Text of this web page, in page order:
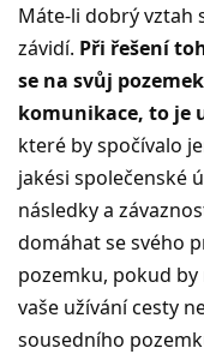
Máte-li dobrý vztah
závidí. Při řešení
se na svůj
komunikace, to je
které by spočívalo
jakési společenské
následky a
domáhat se svého
pozemku, pokud
vaše užívání cesty
sousedního